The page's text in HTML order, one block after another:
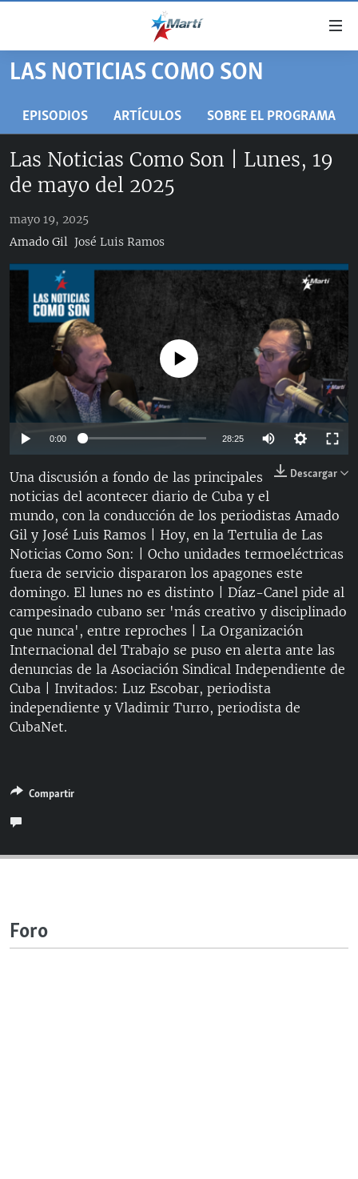
accesibilidad
contenido
navegación
principal
búsqueda
TITULARES
CUBA
DERECHOS HUMANOS
#11JCUBA, 5 AÑOS DESPUÉS
INFORME DEL DEPARTAMENTO DE ESTADO DE EEUU
SOBRE CUBA
ESTADOS UNIDOS
AMÉRICA 250
AMÉRICA LATINA
INMIGRACIÓN
MUNDO
ARTE Y ENTRETENIMIENTO
OPINIÓN GRÁFICA
AUDIOVISUALES MARTÍ
RADIO MARTÍ
ESPECIALES
LA REALIDAD DE LA VIVIENDA EN CUBA
KENTU-CUBANO
LOS SANTOS DE HIALEAH
DESINFORMACIÓN RUSA EN AMÉRICA LATINA
LA INVASIÓN DE RUSIA A UCRANIA
MULTIMEDIA
EDITORIALES
SÍGUENOS
LAS NOTICIAS COMO SON
EPISODIOS ARTÍCULOS SOBRE EL PROGRAMA
Las Noticias Como Son | Lunes, 19
de mayo del 2025
mayo 19, 2025
Amado Gil José Luis Ramos
Auto 144p 240p 360p
480p 720p
No media source currently available
0:00 28:25
144p
360p
480p
720p
810p
Descargar
Una discusión a fondo de las principales
noticias del acontecer diario de Cuba y el
mundo, con la conducción de los periodistas Amado
Gil y José Luis Ramos | Hoy, en la Tertulia de Las
Noticias Como Son: | Ocho unidades termoeléctricas
fuera de servicio dispararon los apagones este
domingo. El lunes no es distinto | Díaz-Canel pide al
campesinado cubano ser 'más creativo y disciplinado
que nunca', entre reproches | La Organización
Internacional del Trabajo se puso en alerta ante las
denuncias de la Asociación Sindical Independiente de
Cuba | Invitados: Luz Escobar, periodista
independiente y Vladimir Turro, periodista de
CubaNet.
Compartir
Foro